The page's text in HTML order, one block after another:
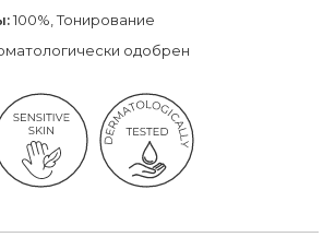
100%, Тонирование
одобрен